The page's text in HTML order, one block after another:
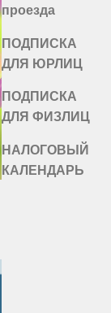
проезда
ПОДПИСКА
ДЛЯ ЮРЛИЦ
ПОДПИСКА
ДЛЯ ФИЗЛИЦ
НАЛОГОВЫЙ
КАЛЕНДАРЬ